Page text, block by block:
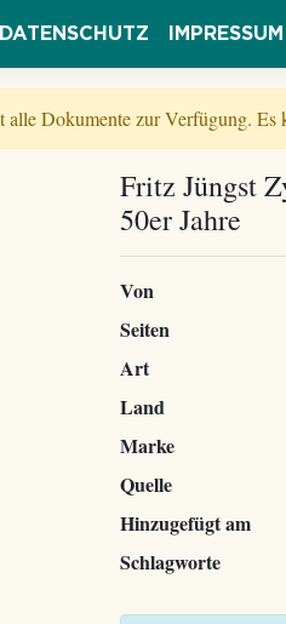
DATENSCHUTZ IMPRESSUM
Dokumente zur Verfügung.
Fritz Jüngst
50er Jahre
Von
Seiten
Art
Land
Marke
Quelle
Hinzugefügt am
Schlagworte